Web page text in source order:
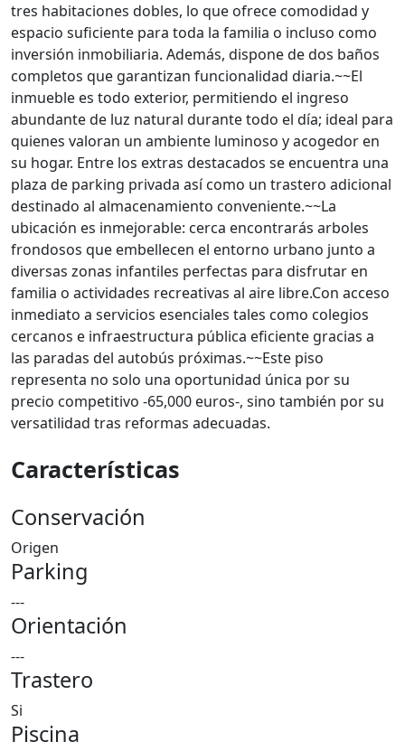
tres habitaciones dobles, lo que ofrece comodidad y
espacio suficiente para toda la familia o incluso como
inversión inmobiliaria. Además, dispone de dos baños
completos que garantizan funcionalidad diaria.~~El
inmueble es todo exterior, permitiendo el ingreso
abundante de luz natural durante todo el día; ideal para
quienes valoran un ambiente luminoso y acogedor en
su hogar. Entre los extras destacados se encuentra una
plaza de parking privada así como un trastero adicional
destinado al almacenamiento conveniente.~~La
ubicación es inmejorable: cerca encontrarás arboles
frondosos que embellecen el entorno urbano junto a
diversas zonas infantiles perfectas para disfrutar en
familia o actividades recreativas al aire libre.Con acceso
inmediato a servicios esenciales tales como colegios
cercanos e infraestructura pública eficiente gracias a
las paradas del autobús próximas.~~Este piso
representa no solo una oportunidad única por su
precio competitivo -65,000 euros-, sino también por su
versatilidad tras reformas adecuadas.
Características
Conservación
Origen
Parking
---
Orientación
---
Trastero
Si
Piscina